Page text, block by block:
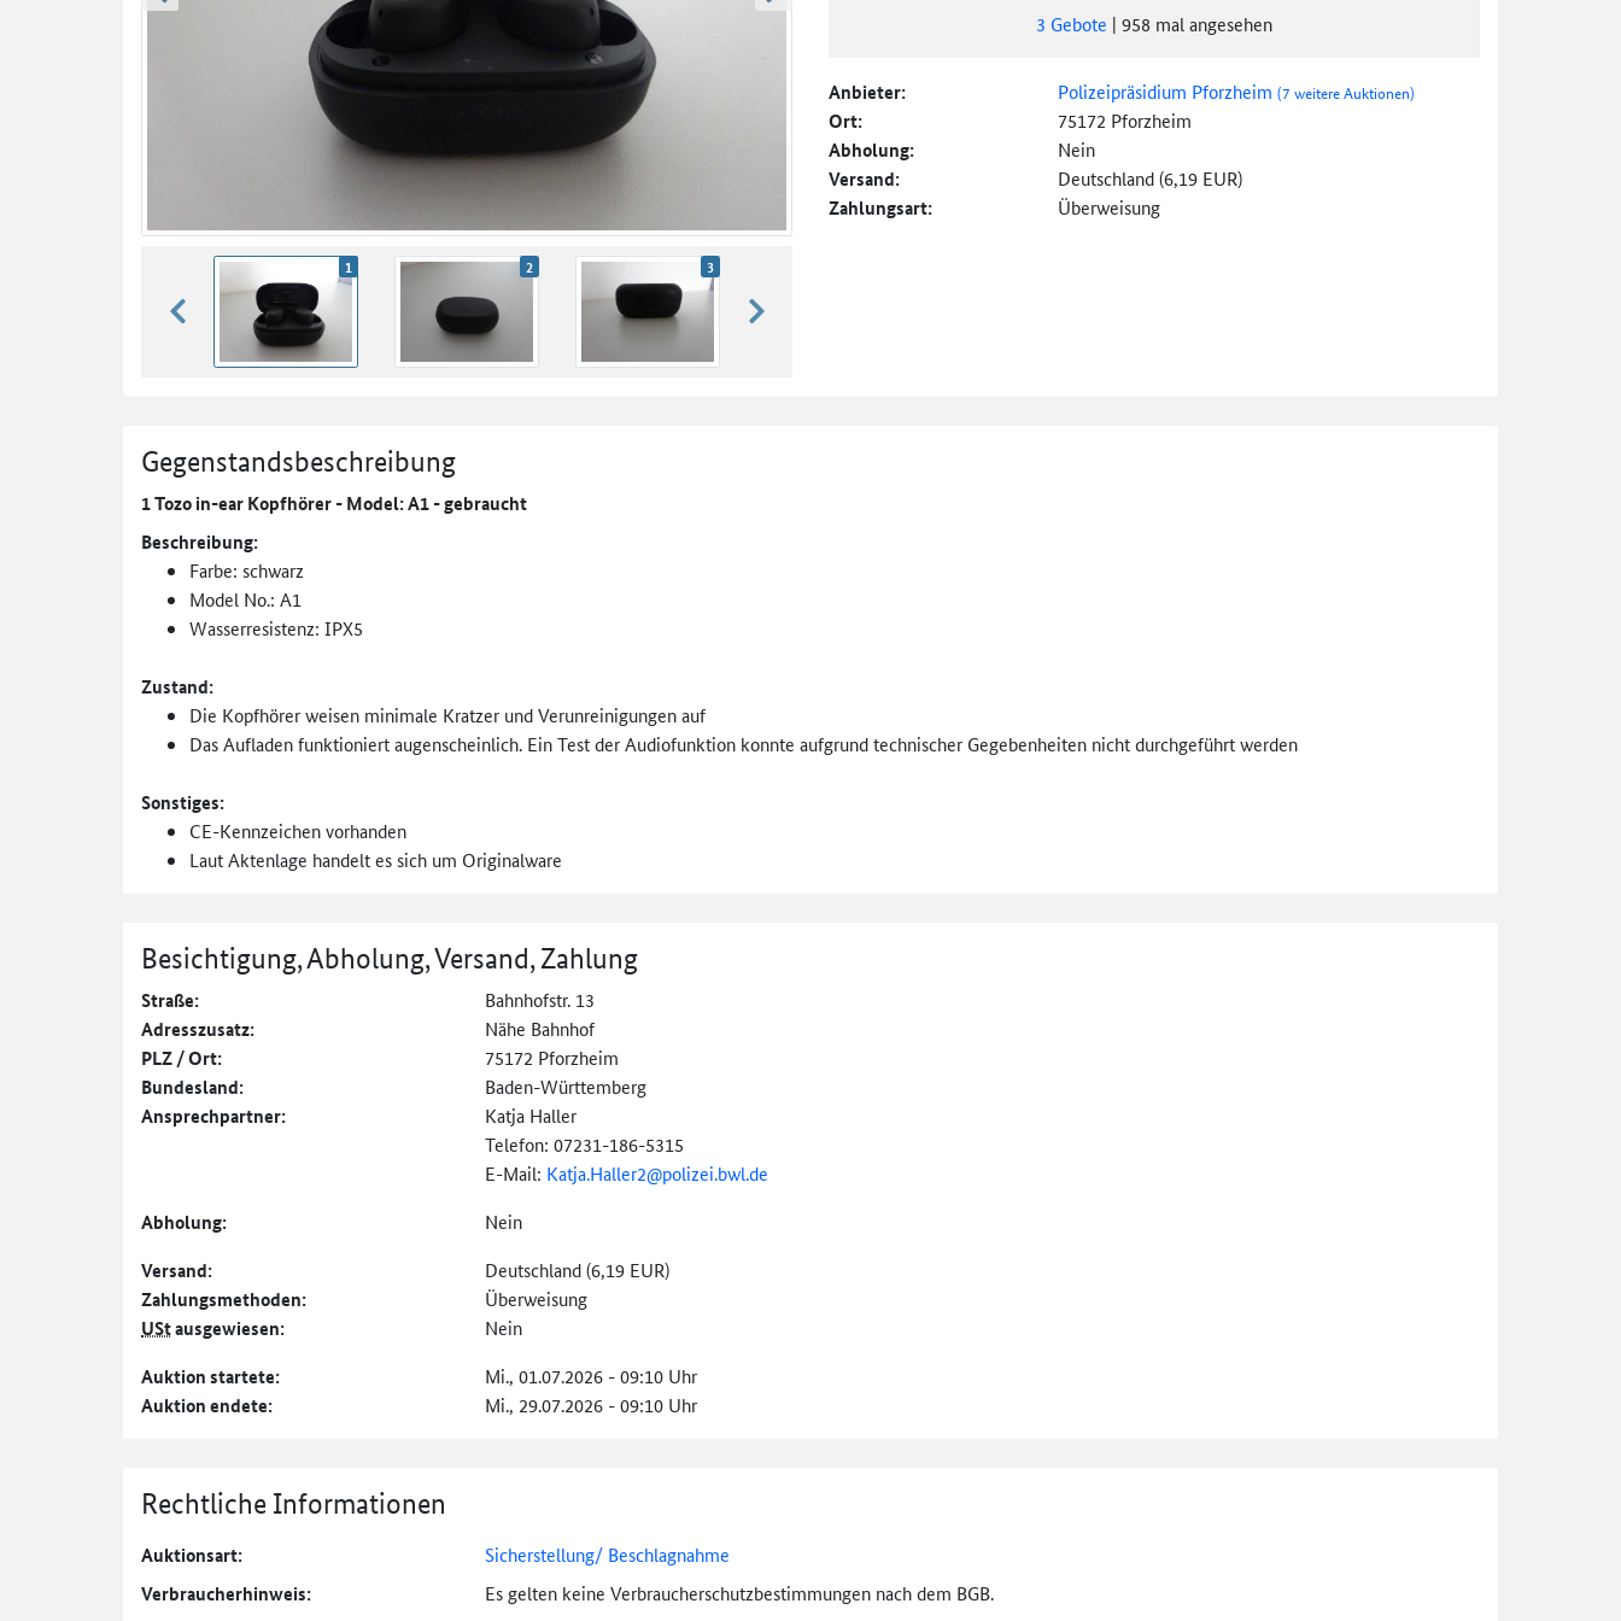
zurück blättern
1 2 3
weiter blättern
3 Gebote | 958 mal angesehen
Anbieter: Polizeipräsidium Pforzheim (7 weitere Auktionen)
Ort: 75172 Pforzheim
Abholung: Nein
Versand: Deutschland (6,19 EUR)
Zahlungsart: Überweisung
Gegenstandsbeschreibung
1 Tozo in-ear Kopfhörer - Model: A1 - gebraucht
Beschreibung:
Farbe: schwarz
Model No.: A1
Wasserresistenz: IPX5
Zustand:
Die Kopfhörer weisen minimale Kratzer und Verunreinigungen auf
Das Aufladen funktioniert augenscheinlich. Ein Test der Audiofunktion konnte aufgrund technischer Gegebenheiten nicht durchgeführt werden
Sonstiges:
CE-Kennzeichen vorhanden
Laut Aktenlage handelt es sich um Originalware
Besichtigung, Abholung, Versand, Zahlung
Straße: Bahnhofstr. 13
Adresszusatz: Nähe Bahnhof
PLZ / Ort: 75172 Pforzheim
Bundesland: Baden-Württemberg
Ansprechpartner:
Katja Haller
Telefon: 07231-186-5315
E-Mail: Katja.Haller2@polizei.bwl.de
Abholung: Nein
Versand: Deutschland (6,19 EUR)
Zahlungs­methoden: Überweisung
UStausgewiesen: Nein
Auktion startete: Mi., 01.07.2026 - 09:10 Uhr
Auktion endete: Mi., 29.07.2026 - 09:10 Uhr
Rechtliche Informationen
Auktionsart: Sicherstellung/ Beschlagnahme
Verbraucher­hinweis: Es gelten keine Verbraucher­schutz­bestimmungen nach dem BGB.